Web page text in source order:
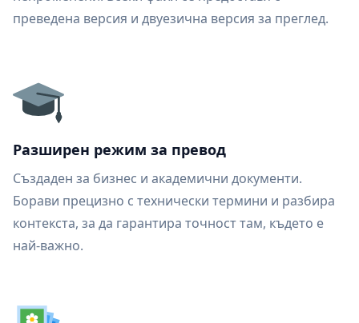
преведена версия и двуезична версия за преглед.
Разширен режим за превод
Създаден за бизнес и академични документи.
Борави прецизно с технически термини и разбира
контекста, за да гарантира точност там, където е
най-важно.